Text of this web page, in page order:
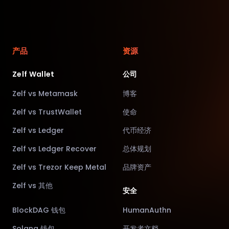
产品
Zelf Wallet
Zelf vs Metamask
Zelf vs TrustWallet
Zelf vs Ledger
Zelf vs Ledger Recover
Zelf vs Trezor Keep Metal
Zelf vs 其他
BlockDAG 钱包
资源
公司
博客
使命
代币经济
总体规划
品牌资产
安全
HumanAuthn